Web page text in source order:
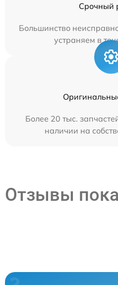
Срочный
Большинство
устраняем в
Более 20 тыс.
наличии на
Отзывы